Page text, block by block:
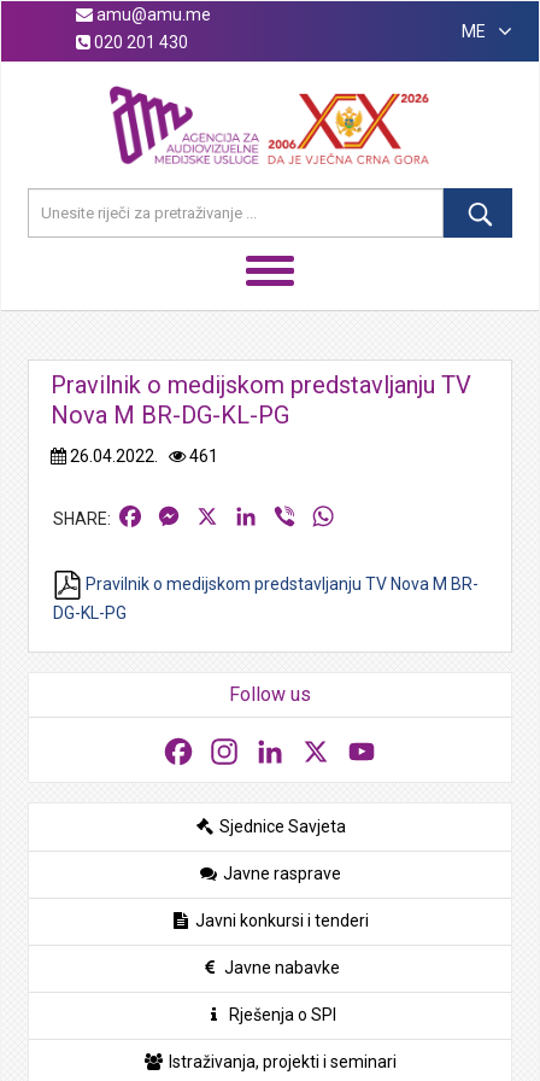
amu@amu.me
020 201 430
ME
Pravilnik o medijskom predstavljanju TV
Nova M BR-DG-KL-PG
26.04.2022. 461
FacebookMessengerLinkedIn
Viber
Pravilnik o medijskom predstavljanju TV Nova M BR-
DG-KL-PG
Follow us
FacebookInstagramLinkedIn
Sjednice Savjeta
Javne rasprave
Javni konkursi i tenderi
Javne nabavke
Rješenja o SPI
Istraživanja, projekti i seminari